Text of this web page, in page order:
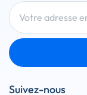
Suivez-nous